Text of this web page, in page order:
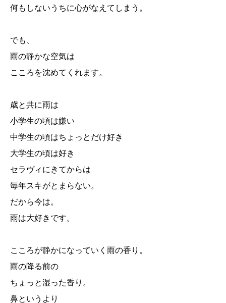
何もしないうちに心がなえてしまう。
でも、
雨の静かな空気は
こころを沈めてくれます。
歳と共に雨は
小学生の頃は嫌い
中学生の頃はちょっとだけ好き
大学生の頃は好き
セラヴィにきてからは
毎年スキがとまらない。
だから今は。
雨は大好きです。
こころが静かになっていく雨の香り。
雨の降る前の
ちょっと湿った香り。
鼻というより